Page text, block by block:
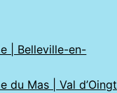
| Belleville-en-
du Mas | Val d’Oingt